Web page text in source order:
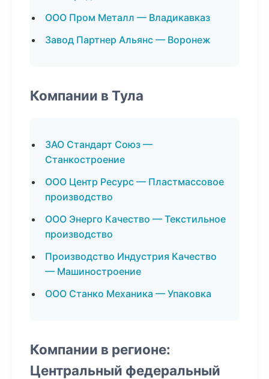
ООО Пром Металл — Владикавказ
Завод Партнер Альянс — Воронеж
Компании в Тула
ЗАО Стандарт Союз —
Станкостроение
ООО Центр Ресурс — Пластмассовое
производство
ООО Энерго Качество — Текстильное
производство
Производство Индустрия Качество
— Машиностроение
ООО Станко Механика — Упаковка
Компании в регионе:
Центральный федеральный